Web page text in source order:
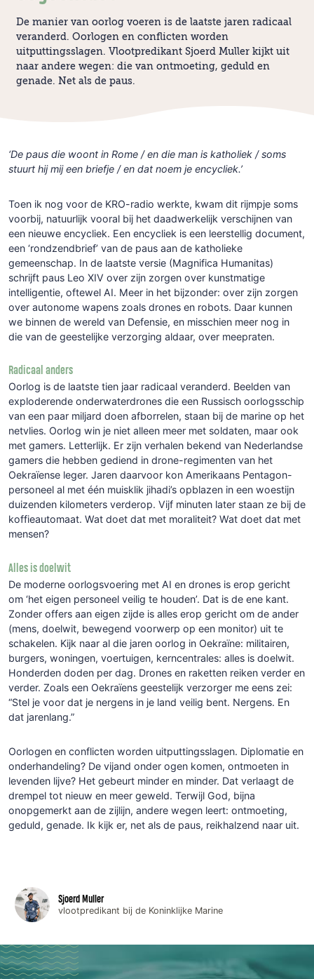
De manier van oorlog voeren is de laatste jaren radicaal
veranderd. Oorlogen en conflicten worden
uitputtingsslagen. Vlootpredikant Sjoerd Muller kijkt uit
naar andere wegen: die van ontmoeting, geduld en
genade. Net als de paus.
‘De paus die woont in Rome / en die man is katholiek / soms
stuurt hij mij een briefje / en dat noem je encycliek.’
Toen ik nog voor de KRO-radio werkte, kwam dit rijmpje soms
voorbij, natuurlijk vooral bij het daadwerkelijk verschijnen van
een nieuwe encycliek. Een encycliek is een leerstellig document,
een ‘rondzendbrief’ van de paus aan de katholieke
gemeenschap. In de laatste versie (Magnifica Humanitas)
schrijft paus Leo XIV over zijn zorgen over kunstmatige
intelligentie, oftewel AI. Meer in het bijzonder: over zijn zorgen
over autonome wapens zoals drones en robots. Daar kunnen
we binnen de wereld van Defensie, en misschien meer nog in
die van de geestelijke verzorging aldaar, over meepraten.
Radicaal anders
Oorlog is de laatste tien jaar radicaal veranderd. Beelden van
exploderende onderwaterdrones die een Russisch oorlogsschip
van een paar miljard doen afborrelen, staan bij de marine op het
netvlies. Oorlog win je niet alleen meer met soldaten, maar ook
met gamers. Letterlijk. Er zijn verhalen bekend van Nederlandse
gamers die hebben gediend in drone-regimenten van het
Oekraïense leger. Jaren daarvoor kon Amerikaans Pentagon-
personeel al met één muisklik jihadi’s opblazen in een woestijn
duizenden kilometers verderop. Vijf minuten later staan ze bij de
koffieautomaat. Wat doet dat met moraliteit? Wat doet dat met
mensen?
Alles is doelwit
De moderne oorlogsvoering met AI en drones is erop gericht
om ‘het eigen personeel veilig te houden’. Dat is de ene kant.
Zonder offers aan eigen zijde is alles erop gericht om de ander
(mens, doelwit, bewegend voorwerp op een monitor) uit te
schakelen. Kijk naar al die jaren oorlog in Oekraïne: militairen,
burgers, woningen, voertuigen, kerncentrales: alles is doelwit.
Honderden doden per dag. Drones en raketten reiken verder en
verder. Zoals een Oekraïens geestelijk verzorger me eens zei:
“Stel je voor dat je nergens in je land veilig bent. Nergens. En
dat jarenlang.”
Oorlogen en conflicten worden uitputtingsslagen. Diplomatie en
onderhandeling? De vijand onder ogen komen, ontmoeten in
levenden lijve? Het gebeurt minder en minder. Dat verlaagt de
drempel tot nieuw en meer geweld. Terwijl God, bijna
onopgemerkt aan de zijlijn, andere wegen leert: ontmoeting,
geduld, genade. Ik kijk er, net als de paus, reikhalzend naar uit.
Sjoerd Muller
vlootpredikant bij de Koninklijke Marine